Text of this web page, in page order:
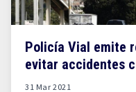
Policía Vial emite
evitar accidentes
31 Mar 2021